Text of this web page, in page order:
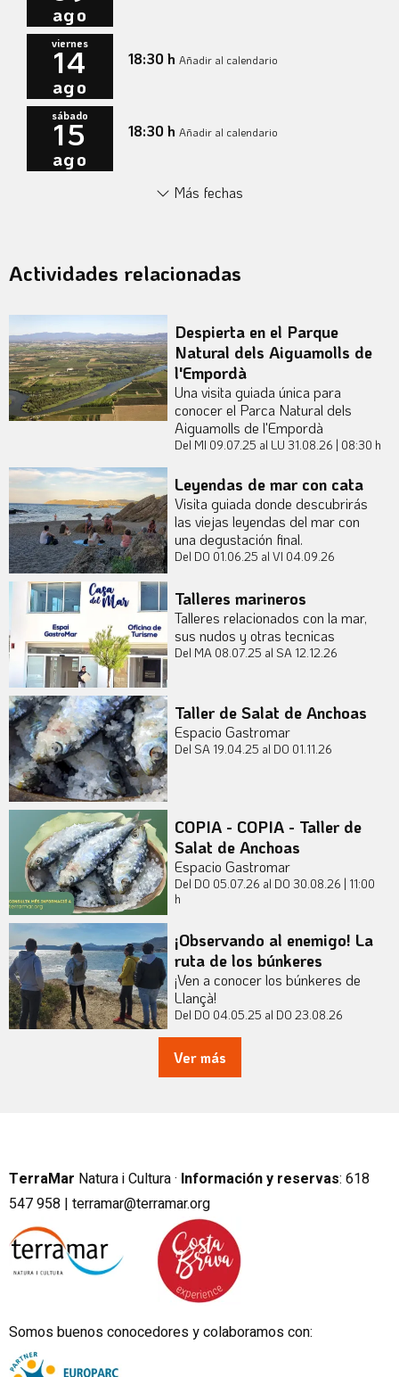
ago
viernes
14
ago
18:30 h Añadir al calendario
sábado
15
ago
18:30 h Añadir al calendario
Más fechas
Actividades relacionadas
Despierta en el Parque
Natural dels Aiguamolls de
l'Empordà
Una visita guiada única para
conocer el Parca Natural dels
Aiguamolls de l'Empordà
Del MI 09.07.25 al LU 31.08.26 | 08:30 h
Leyendas de mar con cata
Visita guiada donde descubrirás
las viejas leyendas del mar con
una degustación final.
Del DO 01.06.25 al VI 04.09.26
Talleres marineros
Talleres relacionados con la mar,
sus nudos y otras tecnicas
Del MA 08.07.25 al SA 12.12.26
Taller de Salat de Anchoas
Espacio Gastromar
Del SA 19.04.25 al DO 01.11.26
COPIA - COPIA - Taller de
Salat de Anchoas
Espacio Gastromar
Del DO 05.07.26 al DO 30.08.26 | 11:00
h
¡Observando al enemigo! La
ruta de los búnkeres
¡Ven a conocer los búnkeres de
Llançà!
Del DO 04.05.25 al DO 23.08.26
Ver más
TerraMar Natura i Cultura · Información y reservas: 618
547 958 | terramar@terramar.org
Somos buenos conocedores y colaboramos con: